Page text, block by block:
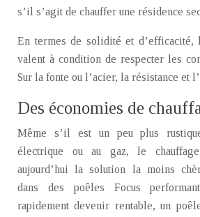
s’il s’agit de chauffer une résidence
En termes de solidité et d’efficacité,
valent à condition de respecter les
Sur la fonte ou l’acier, la résistance et
Des économies de
Même s’il est un peu plus
électrique ou au gaz, le
aujourd’hui la solution la moins
dans des poêles Focus
rapidement devenir rentable, un